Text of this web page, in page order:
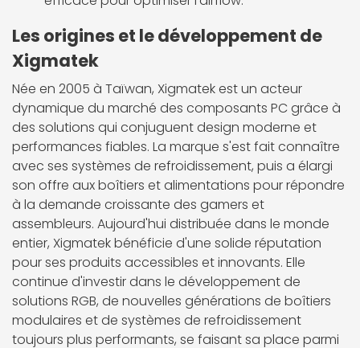
Les origines et le développement de
Xigmatek
Née en 2005 à Taïwan, Xigmatek est un acteur
dynamique du marché des composants PC grâce à
des solutions qui conjuguent design moderne et
performances fiables. La marque s'est fait connaître
avec ses systèmes de refroidissement, puis a élargi
son offre aux boîtiers et alimentations pour répondre
à la demande croissante des gamers et
assembleurs. Aujourd'hui distribuée dans le monde
entier, Xigmatek bénéficie d'une solide réputation
pour ses produits accessibles et innovants. Elle
continue d'investir dans le développement de
solutions RGB, de nouvelles générations de boîtiers
modulaires et de systèmes de refroidissement
toujours plus performants, se faisant sa place parmi